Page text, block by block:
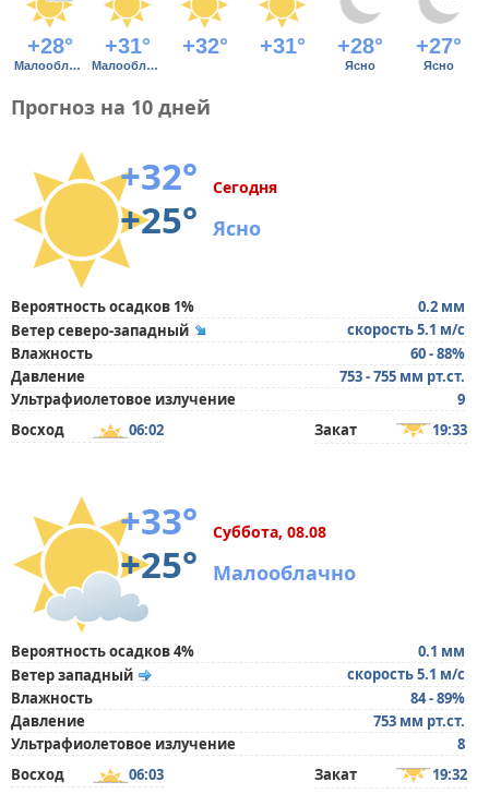
+28° +31° +32° +31° +28° +27°
Малооблачно Малооблачно Ясно Ясно
Прогноз на 10 дней
+32°
+25°
Сегодня
Ясно
Вероятность осадков 1%
0.2 мм
Ветер северо-западный
скорость 5.1 м/с
Влажность
60 - 88%
Давление
753 - 755 мм рт.ст.
Ультрафиолетовое излучение
9
Восход
06:02 Закат 19:33
+33°
+25°
Суббота, 08.08
Малооблачно
Вероятность осадков 4%
0.1 мм
Ветер западный
скорость 5.1 м/с
Влажность
84 - 89%
Давление
753 мм рт.ст.
Ультрафиолетовое излучение
8
Восход
06:03 Закат 19:32